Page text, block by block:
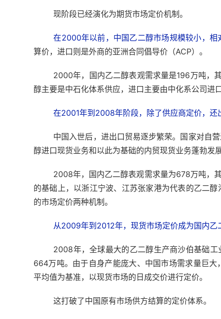
现阶段已经演化为期货市场定价机制。
在2000年以前，中国乙二醇市场规模较小，相
算价，进口则是外商的亚洲合同倡导价（ACP）。
2000年，国内乙二醇表观需求量是196万吨，
醇主要是中石化体系供应，进口主要由中化系公司进
在2001年到2008年阶段，除了供应商定价，还
中国入世后，进出口贸易逐步繁荣。国家对自
醇进口现货业务和以此为基础的内贸现货业务蓬勃发
2008年，国内乙二醇表观需求量为678万吨，
的基础上，以浙江宁波、江苏张家港为代表的乙二
的市场定价两种机制。
从2009年到2012年，现货市场定价成为国内乙
2008年，全球最大的乙二醇生产商沙伯基础
664万吨。由于自身产能庞大、中国市场需求量巨
平均值为基准，以现货市场的日成交价进行定价。
这打破了中国原有市场供方结算的定价体系。